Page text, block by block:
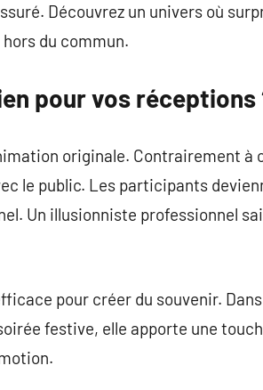
Découvrez un univers où
du commun.
pour vos réceptions
originale. Contrairement à
le public. Les participants
Un illusionniste professionnel
pour créer du souvenir.
festive, elle apporte une